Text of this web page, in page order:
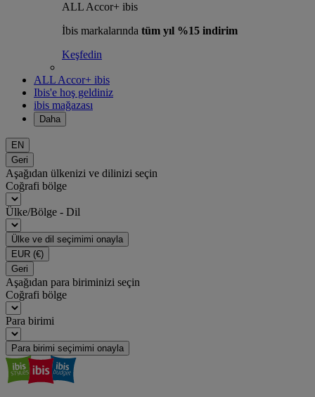
ALL Accor+ ibis
İbis markalarında tüm yıl %15 indirim
Keşfedin
ALL Accor+ ibis
Ibis'e hoş geldiniz
ibis mağazası
Daha
EN
Geri
Aşağıdan ülkenizi ve dilinizi seçin
Coğrafi bölge
Ülke/Bölge - Dil
Ülke ve dil seçimimi onayla
EUR (€)
Geri
Aşağıdan para biriminizi seçin
Coğrafi bölge
Para birimi
Para birimi seçimimi onayla